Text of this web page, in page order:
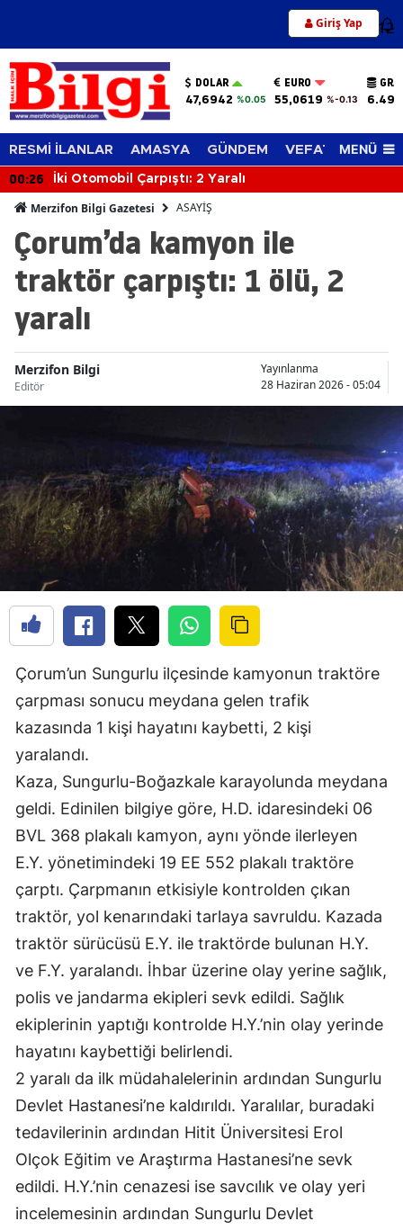
Giriş Yap 12
DOLAR
47,6942 %0.05
EURO
55,0619 %-0.13
RESMİ İLANLAR AMASYA GÜNDEM VEFAT EDENLER
MENÜ
00:26 İki Otomobil Çarpıştı: 2 Yaralı
Merzifon Bilgi Gazetesi ASAYİŞ
Çorum’da kamyon ile
traktör çarpıştı: 1 ölü, 2
yaralı
Merzifon Bilgi
Editör
Yayınlanma
28 Haziran 2026 - 05:04
Çorum’un Sungurlu ilçesinde kamyonun traktöre
çarpması sonucu meydana gelen trafik
kazasında 1 kişi hayatını kaybetti, 2 kişi
yaralandı.
Kaza, Sungurlu-Boğazkale karayolunda meydana
geldi. Edinilen bilgiye göre, H.D. idaresindeki 06
BVL 368 plakalı kamyon, aynı yönde ilerleyen
E.Y. yönetimindeki 19 EE 552 plakalı traktöre
çarptı. Çarpmanın etkisiyle kontrolden çıkan
traktör, yol kenarındaki tarlaya savruldu. Kazada
traktör sürücüsü E.Y. ile traktörde bulunan H.Y.
ve F.Y. yaralandı. İhbar üzerine olay yerine sağlık,
polis ve jandarma ekipleri sevk edildi. Sağlık
ekiplerinin yaptığı kontrolde H.Y.’nin olay yerinde
hayatını kaybettiği belirlendi.
2 yaralı da ilk müdahalelerinin ardından Sungurlu
Devlet Hastanesi’ne kaldırıldı. Yaralılar, buradaki
tedavilerinin ardından Hitit Üniversitesi Erol
Olçok Eğitim ve Araştırma Hastanesi’ne sevk
edildi. H.Y.’nin cenazesi ise savcılık ve olay yeri
incelemesinin ardından Sungurlu Devlet